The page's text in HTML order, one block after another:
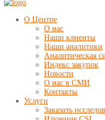
О Центре
О нас
Наши клиенты
Наши аналитики
Аналитическая
Индекс закупок
Новости
О нас в СМИ
Контакты
Услуги
Заказать